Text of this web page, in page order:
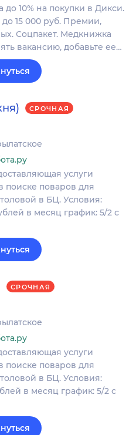
до 10% на покупки в Дикси.
15 000 руб. Премии,
Соцпакет. Медкнижка
вакансию, добавьте ее…
СРОЧНАЯ
услуги
поиске поваров для
в БЦ. Условия:
в месяц график: 5/2 с
СРОЧНАЯ
услуги
поиске поваров для
в БЦ. Условия:
в месяц график: 5/2 с